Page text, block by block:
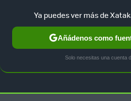
Ya puedes ver más de
Añádenos como
Solo necesitas una cuenta